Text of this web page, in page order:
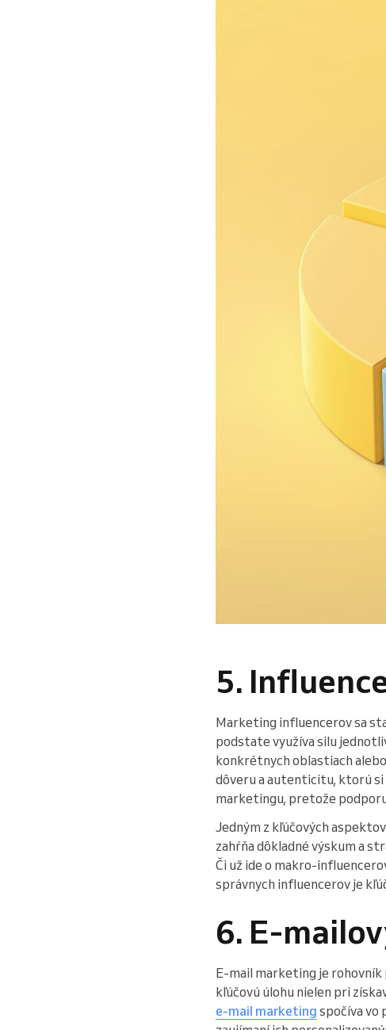
5.
Marketing influencerov sa
podstate využíva silu
konkrétnych oblastiach
dôveru a autenticitu, ktorú si
marketingu, pretože
Jedným z kľúčových
zahŕňa dôkladné výskum a
Či už ide o makro-
správnych influencerov je
6. E-
E-mail marketing je
kľúčovú úlohu nielen pri
e-mail marketing spočíva vo